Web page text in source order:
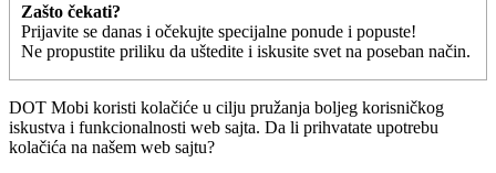
Zašto čekati?
Prijavite se danas i očekujte specijalne ponude i popuste!
Ne propustite priliku da uštedite i iskusite svet na poseban način.
DOT Mobi koristi kolačiće u cilju pružanja boljeg korisničkog
iskustva i funkcionalnosti web sajta. Da li prihvatate upotrebu
kolačića na našem web sajtu?